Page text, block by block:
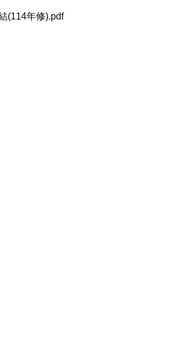
(114年修).pdf